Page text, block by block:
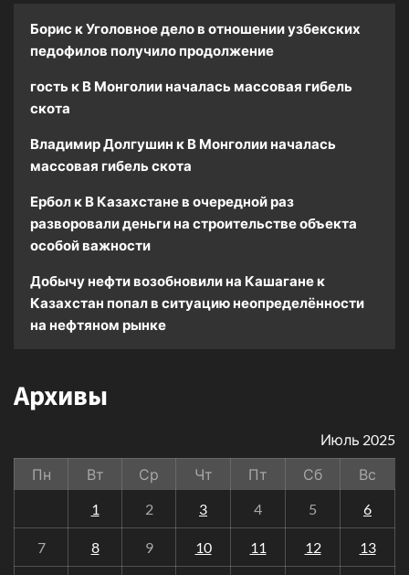
Борис кУголовное дело в отношении узбекских
педофилов получило продолжение
гость к В Монголии началась массовая гибель
скота
Владимир Долгушин к В Монголии началась
массовая гибель скота
Ербол к В Казахстане в очередной раз
разворовали деньги на строительстве объекта
особой важности
Добычу нефти возобновили на Кашагане к
Казахстан попал в ситуацию неопределённости
на нефтяном рынке
Архивы
Июль 2025
Пн
Вт Ср Чт Пт Сб
Вс
1
2 3 4 5 6
7 8 9 10 11 12 13